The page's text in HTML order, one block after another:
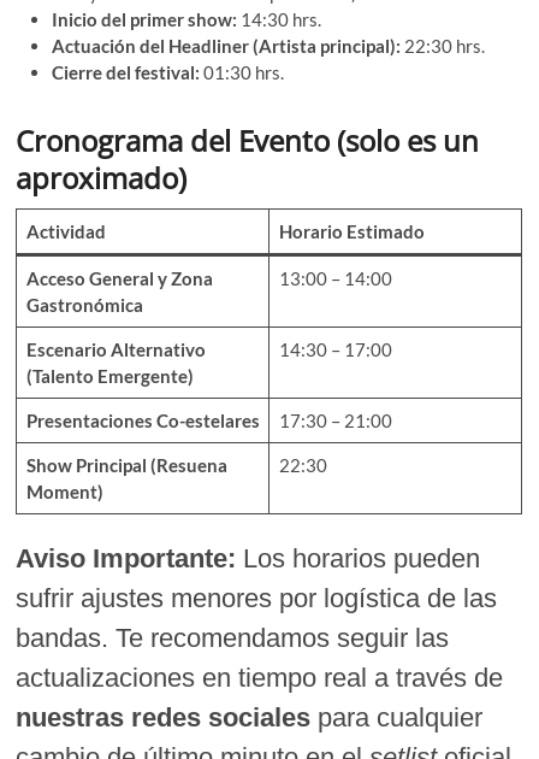
Inicio del primer show: 14:30 hrs.
Actuación del Headliner (Artista principal): 22:30 hrs.
Cierre del festival: 01:30 hrs.
Cronograma del Evento (solo es un
aproximado)
Actividad Horario Estimado
Acceso General y Zona
Gastronómica
13:00 – 14:00
Escenario Alternativo
(Talento Emergente)
14:30 – 17:00
Presentaciones Co-estelares 17:30 – 21:00
Show Principal (Resuena
Moment)
22:30
Aviso Importante: Los horarios pueden
sufrir ajustes menores por logística de las
bandas. Te recomendamos seguir las
actualizaciones en tiempo real a través de
nuestras redes sociales para cualquier